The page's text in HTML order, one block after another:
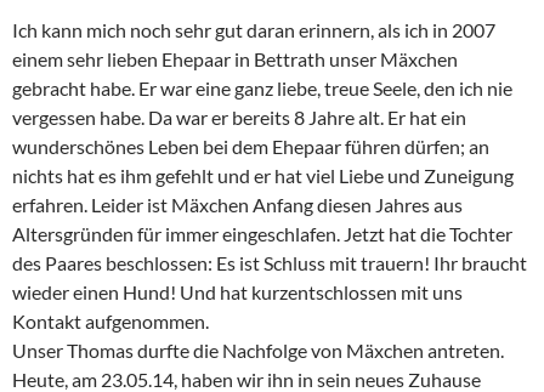
Ich kann mich noch sehr gut daran erinnern, als ich in 2007
einem sehr lieben Ehepaar in Bettrath unser Mäxchen
gebracht habe. Er war eine ganz liebe, treue Seele, den ich nie
vergessen habe. Da war er bereits 8 Jahre alt. Er hat ein
wunderschönes Leben bei dem Ehepaar führen dürfen; an
nichts hat es ihm gefehlt und er hat viel Liebe und Zuneigung
erfahren. Leider ist Mäxchen Anfang diesen Jahres aus
Altersgründen für immer eingeschlafen. Jetzt hat die Tochter
des Paares beschlossen: Es ist Schluss mit trauern! Ihr braucht
wieder einen Hund! Und hat kurzentschlossen mit uns
Kontakt aufgenommen.
Unser Thomas durfte die Nachfolge von Mäxchen antreten.
Heute, am 23.05.14, haben wir ihn in sein neues Zuhause